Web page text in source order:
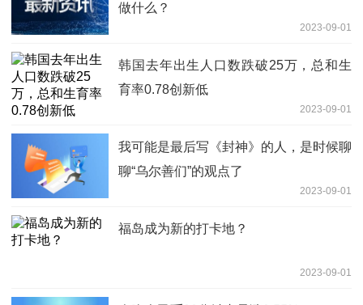
做什么？
2023-09-01
韩国去年出生人口数跌破25万，总和生
育率0.78创新低
2023-09-01
我可能是最后写《封神》的人，是时候聊
聊“乌尔善们”的观点了
2023-09-01
福岛成为新的打卡地？
2023-09-01